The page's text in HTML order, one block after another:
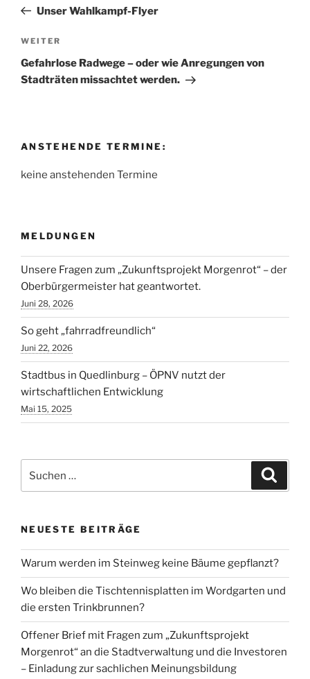
Beitrag
Unser Wahlkampf-Flyer
Nächster
Beitrag
WEITER
Gefahrlose Radwege – oder wie Anregungen von
Stadträten missachtet werden.
ANSTEHENDE TERMINE:
keine anstehenden Termine
MELDUNGEN
Unsere Fragen zum „Zukunftsprojekt Morgenrot“ – der
Oberbürgermeister hat geantwortet.
Juni 28, 2026
So geht „fahrradfreundlich“
Juni 22, 2026
Stadtbus in Quedlinburg – ÖPNV nutzt der
wirtschaftlichen Entwicklung
Mai 15, 2025
nach:
NEUESTE BEITRÄGE
Warum werden im Steinweg keine Bäume gepflanzt?
Wo bleiben die Tischtennisplatten im Wordgarten und
die ersten Trinkbrunnen?
Offener Brief mit Fragen zum „Zukunftsprojekt
Morgenrot“ an die Stadtverwaltung und die Investoren
– Einladung zur sachlichen Meinungsbildung